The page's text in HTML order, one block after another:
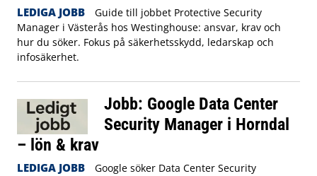
LEDIGA JOBB
Guide till jobbet Protective Security
Manager i Västerås hos Westinghouse: ansvar, krav och
hur du söker. Fokus på säkerhetsskydd, ledarskap och
infosäkerhet.
Jobb: Google Data Center
Security Manager i Horndal
– lön & krav
LEDIGA JOBB
Google söker Data Center Security